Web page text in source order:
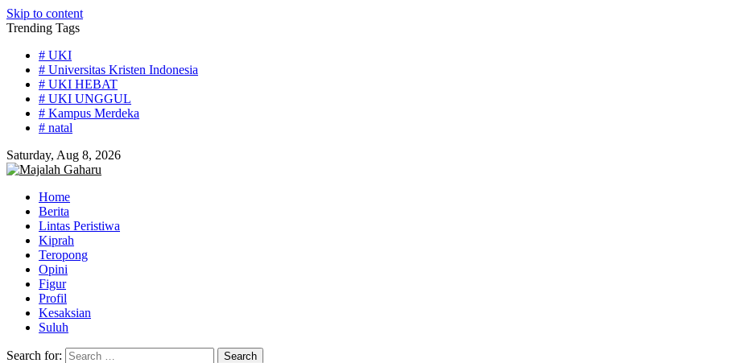
Skip to content
Trending Tags
# UKI
# Universitas Kristen Indonesia
# UKI HEBAT
# UKI UNGGUL
# Kampus Merdeka
# natal
Saturday, Aug 8, 2026
Home
Berita
Lintas Peristiwa
Kiprah
Teropong
Opini
Figur
Profil
Kesaksian
Suluh
Search for: